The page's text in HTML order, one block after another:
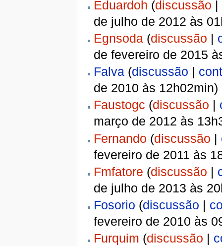
Eduardoh (discussão |
de julho de 2012 às
Egnsoda (discussão |
de fevereiro de 2015
Falva (discussão |
de 2010 às 12h02min)
Faustogc (discussão |
março de 2012 às
Fernando (discussão |
fevereiro de 2011 às
Fmfatore (discussão |
de julho de 2013 às
Fosorio (discussão |
fevereiro de 2010 às
Furquim (discussão |